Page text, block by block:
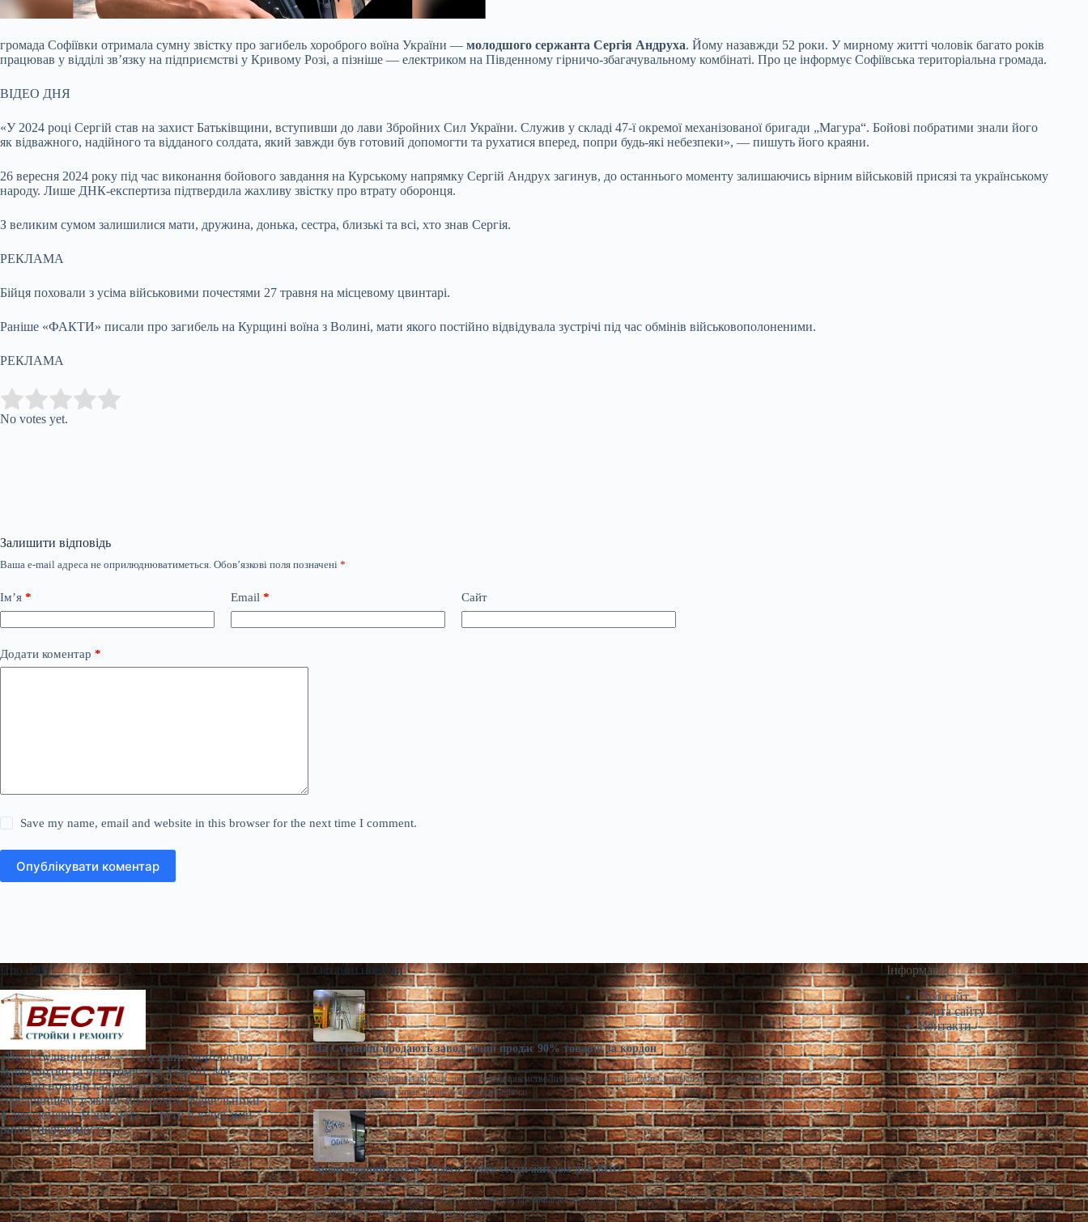
громада Софіївки отримала сумну звістку про загибель хороброго воїна України — молодшого сержанта Сергія Андруха. Йому назавжди 52 роки. У мирному житті чоловік багато років
працював у відділі зв’язку на підприємстві у Кривому Розі, а пізніше — електриком на Південному гірничо-збагачувальному комбінаті. Про це інформує Софіївська територіальна громада.
ВІДЕО ДНЯ
«У 2024 році Сергій став на захист Батьківщини, вступивши до лави Збройних Сил України. Служив у складі 47-ї окремої механізованої бригади „Магура“. Бойові побратими знали його
як відважного, надійного та відданого солдата, який завжди був готовий допомогти та рухатися вперед, попри будь-які небезпеки», — пишуть його краяни.
26 вересня 2024 року під час виконання бойового завдання на Курському напрямку Сергій Андрух загинув, до останнього моменту залишаючись вірним військовій присязі та українському
народу. Лише ДНК-експертиза підтвердила жахливу звістку про втрату оборонця.
З великим сумом залишилися мати, дружина, донька, сестра, близькі та всі, хто знав Сергія.
РЕКЛАМА
Бійця поховали з усіма військовими почестями 27 травня на місцевому цвинтарі.
Раніше «ФАКТИ» писали про загибель на Курщині воїна з Волині, мати якого постійно відвідувала зустрічі під час обмінів військовополоненими.
РЕКЛАМА
Rate this item:
No votes yet.
Залишити відповідь
Ваша e-mail адреса не оприлюднюватиметься. Обов’язкові поля позначені *
Ім’я * Email * Сайт
Додати коментар *
Save my name, email and website in this browser for the next time I comment.
Опублікувати коментар
Про сайт
«Весті будівництва» — галузевий портал про
будівництво та нерухомість в Україні. Ми
пишемо новини галузі та стежимо за
середовищем, у якому працюють будівельники
й девелопери. Наша мета — бути в курсі змін
ринку нерухомості.
Останні новини
На Сумщині продають завод, який продає 90% товарів за кордон
Діана Ярмоленко
Сер 7, 2026
У Конотопі виставили на продаж діюче агропідприємство/Inventure У місті Конотоп Сумської області виставили на продаж
100% корпоративних прав діючого агропереробного
Арештований готель “Одеса” може стати житлом для ВПО
Діана Ярмоленко
Сер 7, 2026
Арештований готель "Одеса" можуть віддати для проживання переселенців / АРМА Готельний комплекс “Одеса” може стати
першим арештованим об’єктом нерухомості,
Інформація
Про сайт
Карта сайту
Контакти